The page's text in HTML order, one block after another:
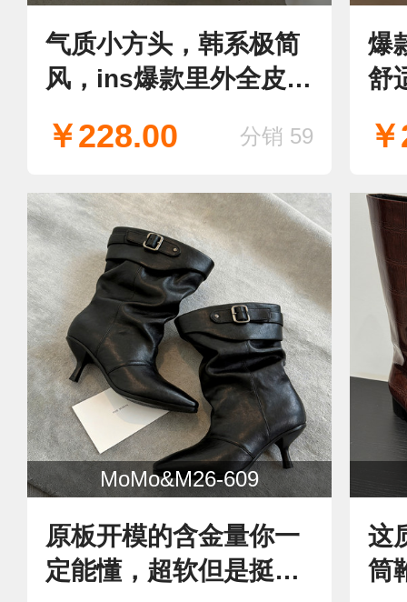
气质小方头，韩系极简
风，ins爆款里外全皮，
靴，巨好穿巨显瘦
￥228.00 分销 59
爆
舒
MoMo&M26-609
原板开模的含金量你一
定能懂，超软但是挺阔
这
筒